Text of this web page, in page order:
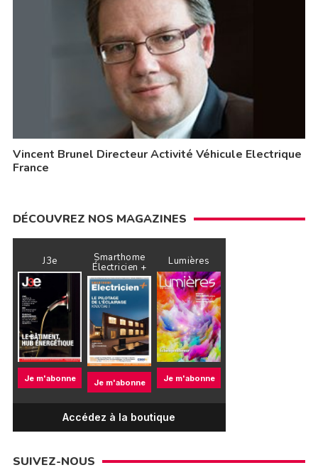
Vincent Brunel Directeur Activité Véhicule Electrique
France
DÉCOUVREZ NOS MAGAZINES
J3e
Je m'abonne
Smarthome
Électricien +
Je m'abonne
Lumières
Je m'abonne
Accédez à la boutique
SUIVEZ-NOUS